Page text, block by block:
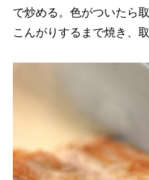
で炒める。色がついたら
こんがりするまで焼き、